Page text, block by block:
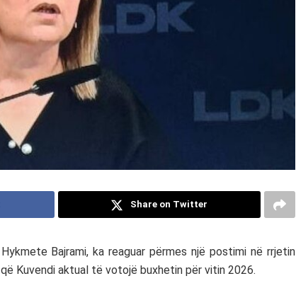
Share on Twitter
Bajrami, ka reaguar përmes një postimi në rrjetin
Kuvendi aktual të votojë buxhetin për vitin 2026.